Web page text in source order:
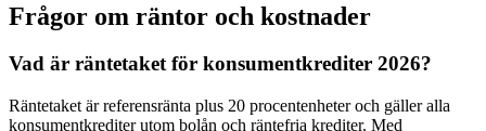
Frågor om räntor och kostnader
Vad är räntetaket för konsumentkrediter 2026?
Räntetaket är referensränta plus 20 procentenheter och gäller alla
konsumentkrediter utom bolån och räntefria krediter. Med